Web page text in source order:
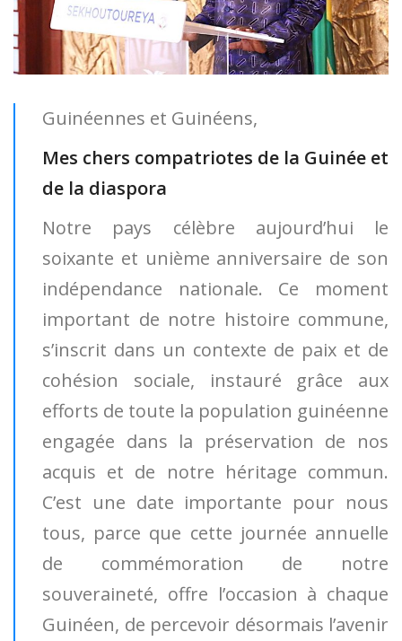
Guinéennes et Guinéens,
Mes chers compatriotes de la Guinée et
de la diaspora
Notre pays célèbre aujourd’hui le
soixante et unième anniversaire de son
indépendance nationale. Ce moment
important de notre histoire commune,
s’inscrit dans un contexte de paix et de
cohésion sociale, instauré grâce aux
efforts de toute la population guinéenne
engagée dans la préservation de nos
acquis et de notre héritage commun.
C’est une date importante pour nous
tous, parce que cette journée annuelle
de commémoration de notre
souveraineté, offre l’occasion à chaque
Guinéen, de percevoir désormais l’avenir